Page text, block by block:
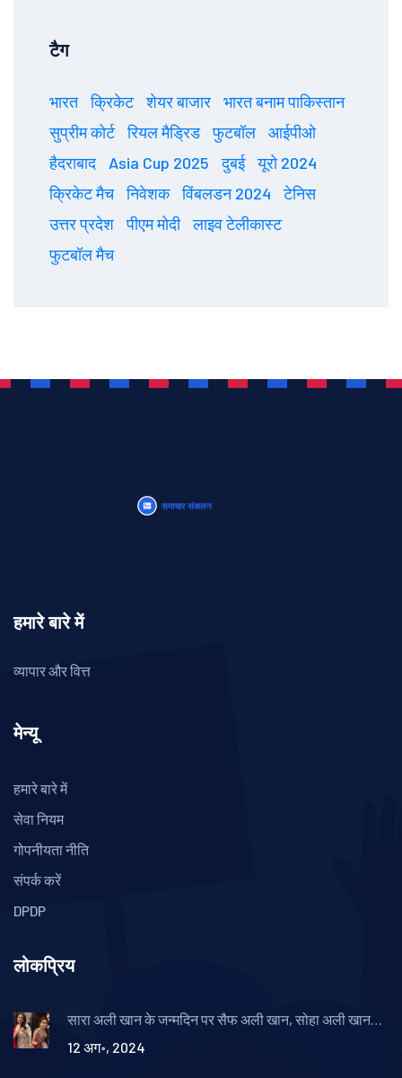
टैग
भारत क्रिकेट शेयर बाजार
भारत बनाम पाकिस्तान
सुप्रीम कोर्ट
रियल मैड्रिड फुटबॉल
आईपीओ
हैदराबाद
Asia Cup 2025 दुबई
यूरो 2024
क्रिकेट मैच
निवेशक विंबलडन 2024
टेनिस
उत्तर प्रदेश
पीएम मोदी
लाइव टेलीकास्ट
फुटबॉल मैच
हमारे बारे में
व्यापार और वित्त
मेन्यू
हमारे बारे में
सेवा नियम
गोपनीयता नीति
संपर्क करें
DPDP
लोकप्रिय
सारा अली खान के जन्मदिन पर सैफ अली खान, सोहा अली खान
12 अग॰, 2024